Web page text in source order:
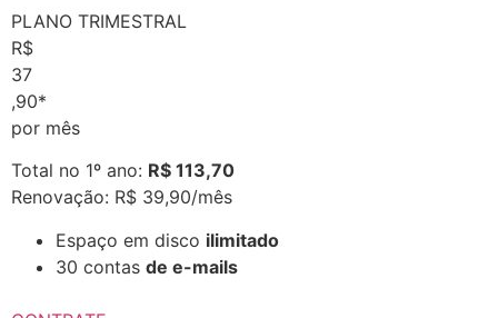
PLANO TRIMESTRAL
R$
37
,90*
por mês
Total no 1º ano: R$ 113,70
Renovação: R$ 39,90/mês
Espaço em disco ilimitado
30 contas de e-mails